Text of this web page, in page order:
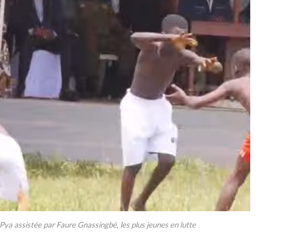
assistée par Faure Gnassingbé, les plus jeunes en lutte